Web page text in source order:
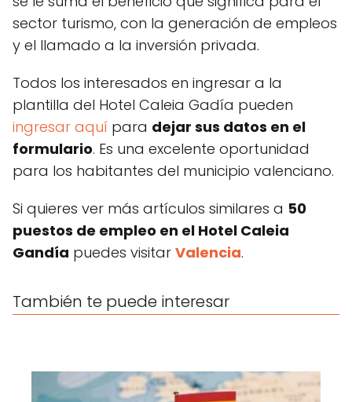
sector turismo, con la generación de empleos
y el llamado a la inversión privada.
Todos los interesados en ingresar a la
plantilla del Hotel Caleia Gadía pueden
ingresar aquí para dejar sus datos en el
formulario. Es una excelente oportunidad
para los habitantes del municipio valenciano.
Si quieres ver más artículos similares a 50
puestos de empleo en el Hotel Caleia
Gandía puedes visitar Valencia.
También te puede interesar